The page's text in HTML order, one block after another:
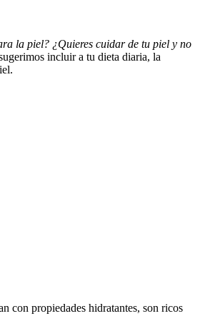
la piel? ¿Quieres cuidar de tu piel y no
incluir a tu dieta diaria, la
con propiedades hidratantes, son ricos